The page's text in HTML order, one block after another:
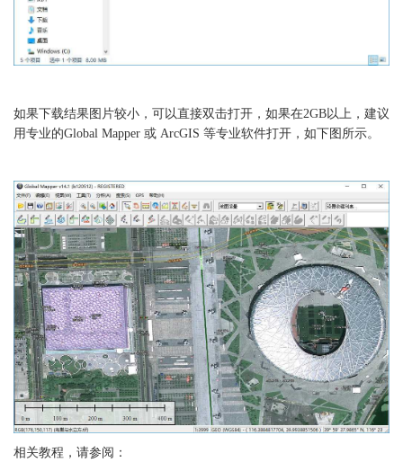
如果下载结果图片较小，可以直接双击打开，如果在2GB以上，建议
用专业的Global Mapper 或 ArcGIS 等专业软件打开，如下图所示。
相关教程，请参阅：